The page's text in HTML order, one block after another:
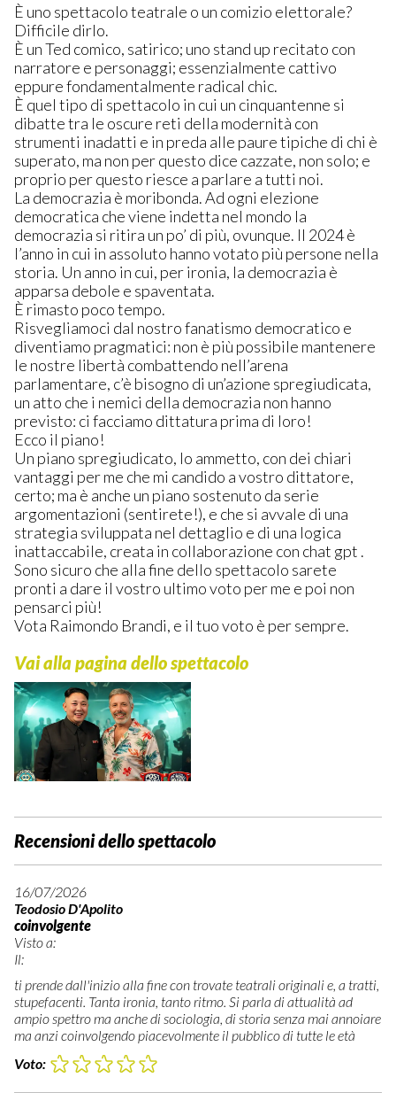
È uno spettacolo teatrale o un comizio elettorale?
Difficile dirlo.
È un Ted comico, satirico; uno stand up recitato con
narratore e personaggi; essenzialmente cattivo
eppure fondamentalmente radical chic.
È quel tipo di spettacolo in cui un cinquantenne si
dibatte tra le oscure reti della modernità con
strumenti inadatti e in preda alle paure tipiche di chi è
superato, ma non per questo dice cazzate, non solo; e
proprio per questo riesce a parlare a tutti noi.
La democrazia è moribonda. Ad ogni elezione
democratica che viene indetta nel mondo la
democrazia si ritira un po’ di più, ovunque. Il 2024 è
l’anno in cui in assoluto hanno votato più persone nella
storia. Un anno in cui, per ironia, la democrazia è
apparsa debole e spaventata.
È rimasto poco tempo.
Risvegliamoci dal nostro fanatismo democratico e
diventiamo pragmatici: non è più possibile mantenere
le nostre libertà combattendo nell’arena
parlamentare, c’è bisogno di un’azione spregiudicata,
un atto che i nemici della democrazia non hanno
previsto: ci facciamo dittatura prima di loro!
Ecco il piano!
Un piano spregiudicato, lo ammetto, con dei chiari
vantaggi per me che mi candido a vostro dittatore,
certo; ma è anche un piano sostenuto da serie
argomentazioni (sentirete!), e che si avvale di una
strategia sviluppata nel dettaglio e di una logica
inattaccabile, creata in collaborazione con chat gpt .
Sono sicuro che alla fine dello spettacolo sarete
pronti a dare il vostro ultimo voto per me e poi non
pensarci più!
Vota Raimondo Brandi, e il tuo voto è per sempre.
Vai alla pagina dello spettacolo
Recensioni dello spettacolo
16/07/2026
Teodosio D'Apolito
coinvolgente
Visto a:
Il:
ti prende dall'inizio alla fine con trovate teatrali originali e, a tratti,
stupefacenti. Tanta ironia, tanto ritmo. Si parla di attualità ad
ampio spettro ma anche di sociologia, di storia senza mai annoiare
ma anzi coinvolgendo piacevolmente il pubblico di tutte le età
Voto: